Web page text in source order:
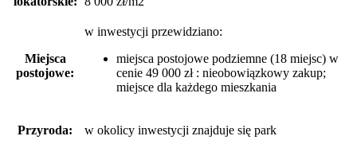
Miejsca
postojowe:
w inwestycji przewidziano:
miejsca postojowe podziemne (18 miejsc) w
cenie 49 000 zł : nieobowiązkowy zakup;
miejsce dla każdego mieszkania
Przyroda: w okolicy inwestycji znajduje się park